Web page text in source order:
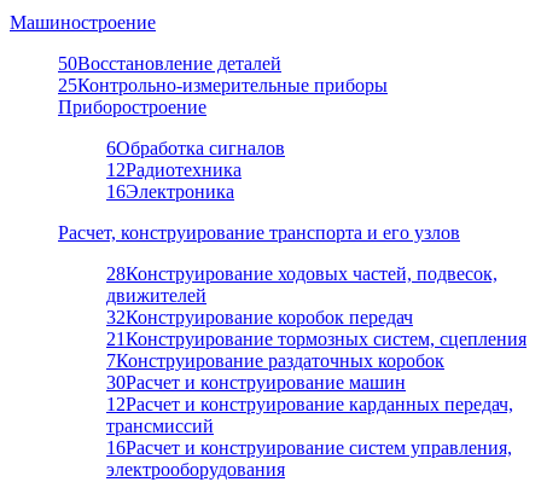
Машиностроение
50Восстановление деталей
25Контрольно-измерительные приборы
Приборостроение
6Обработка сигналов
12Радиотехника
16Электроника
Расчет, конструирование транспорта и его узлов
28Конструирование ходовых частей, подвесок,
движителей
32Конструирование коробок передач
21Конструирование тормозных систем, сцепления
7Конструирование раздаточных коробок
30Расчет и конструирование машин
12Расчет и конструирование карданных передач,
трансмиссий
16Расчет и конструирование систем управления,
электрооборудования